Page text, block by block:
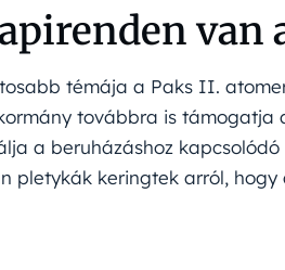
van
témája a Paks II.
továbbra is támogatja
a beruházáshoz kapcsolódó
pletykák keringtek arról, hogy